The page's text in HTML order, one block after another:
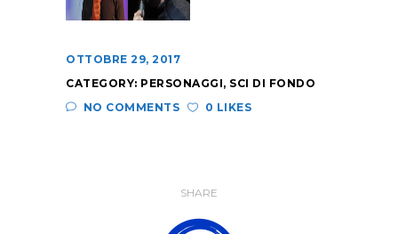
OTTOBRE 29, 2017
CATEGORY: PERSONAGGI, SCI DI FONDO
NO COMMENTS
0 LIKES
SHARE